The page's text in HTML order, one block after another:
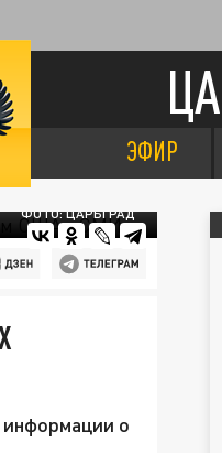
ЭФИР
ФОТО: ЦАРЬГРАД
о